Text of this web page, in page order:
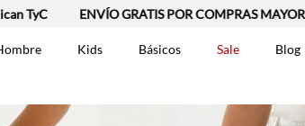
ENVÍO GRATIS POR COMPRAS MAYORES A
Kids Básicos Sale Blog
Vestidos